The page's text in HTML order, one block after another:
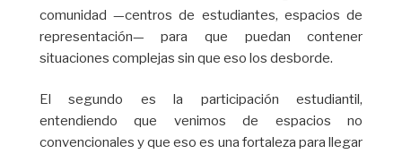
comunidad —centros de estudiantes, espacios de
representación— para que puedan contener
situaciones complejas sin que eso los desborde.
El segundo es la participación estudiantil,
entendiendo que venimos de espacios no
convencionales y que eso es una fortaleza para llegar